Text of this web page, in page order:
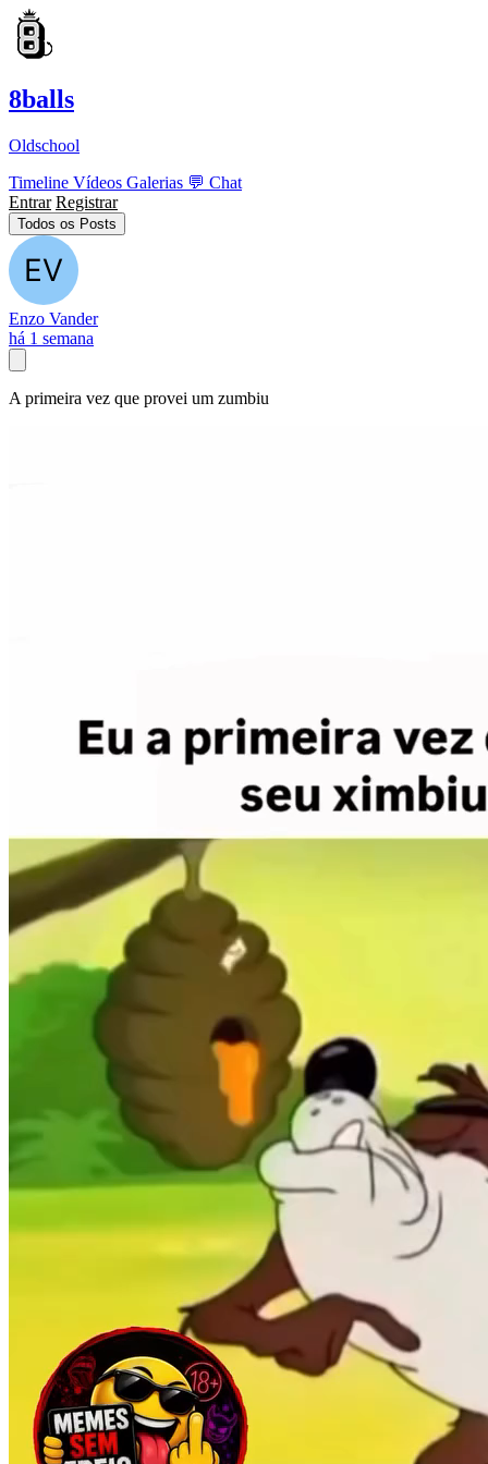
8balls
Oldschool
Timeline Vídeos Galerias 💬 Chat
Entrar Registrar
Todos os Posts
Enzo Vander
há 1 semana
A primeira vez que provei um zumbiu